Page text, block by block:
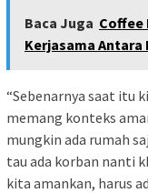
Baca Juga Coffee
Kerjasama Antara
“Sebenarnya saat itu
memang konteks
mungkin ada rumah
tau ada korban nanti
kita amankan, harus